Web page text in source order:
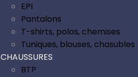
EPI
Pantalons
T-shirts, polos, chemises
Tuniques, blouses, chasubles
CHAUSSURES
BTP